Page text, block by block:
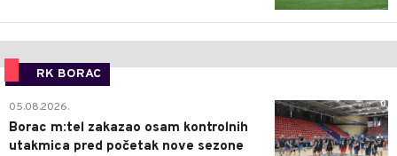
RK BORAC
0
05.08.2026.
Borac m:tel zakazao osam kontrolnih
utakmica pred početak nove sezone